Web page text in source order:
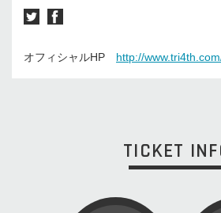
オフィシャルHP http://
TICKET